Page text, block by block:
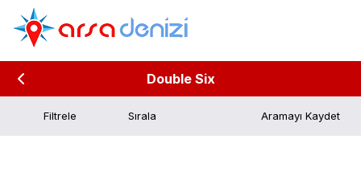
Double Six
Filtrele Aramayı Kaydet